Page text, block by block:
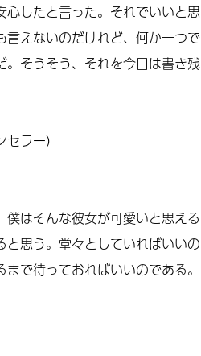
したと言った。それでいいと
えないのだけれど、何か一つ
そうそう、それを今日は書き
ラー）
はそんな彼女が可愛いと思え
思う。堂々としていればいい
で待っておればいいのである。